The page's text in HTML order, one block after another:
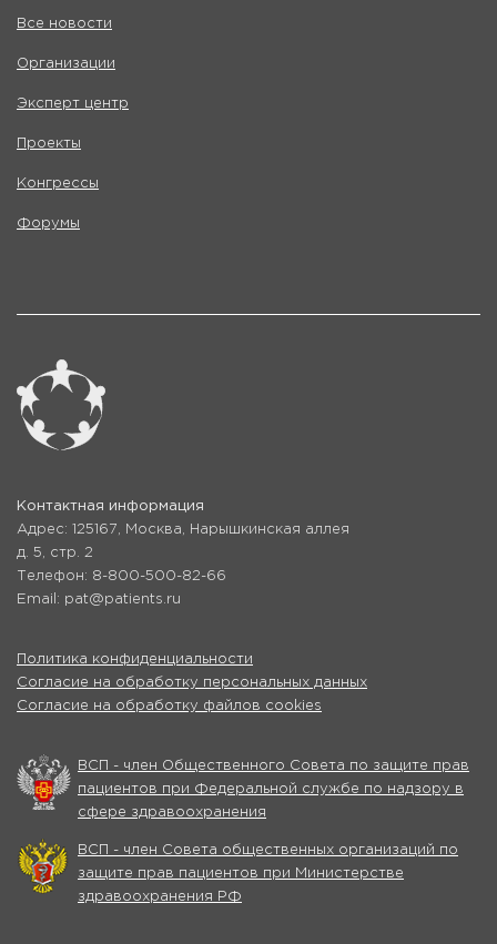
Все новости
Организации
Эксперт центр
Проекты
Конгрессы
Форумы
Контактная информация
Адрес: 125167, Москва, Нарышкинская аллея
д. 5, стр. 2
Телефон: 8-800-500-82-66
Email: pat@patients.ru
Политика конфиденциальности
Согласие на обработку персональных данных
Согласие на обработку файлов cookies
ВСП - член Общественного Совета по защите прав
пациентов при Федеральной службе по надзору в
сфере здравоохранения
ВСП - член Совета общественных организаций по
защите прав пациентов при Министерстве
здравоохранения РФ